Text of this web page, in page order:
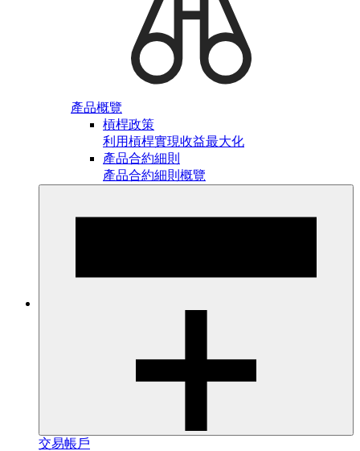
產品概覽
槓桿政策
利用槓桿實現收益最大化
產品合約細則
產品合約細則概覽
交易帳戶